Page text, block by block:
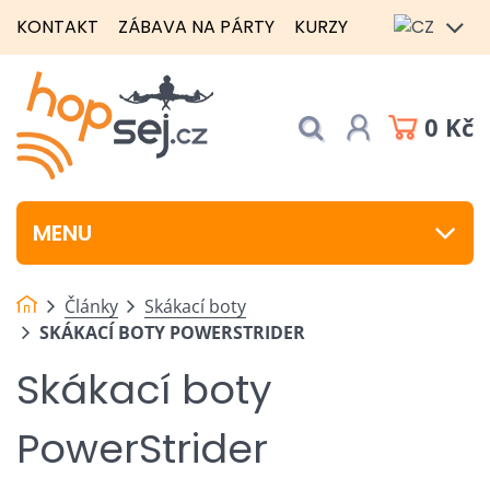
KONTAKT ZÁBAVA NA PÁRTY KURZY
0 Kč
MENU
Články
Skákací boty
SKÁKACÍ BOTY POWERSTRIDER
Skákací boty
PowerStrider